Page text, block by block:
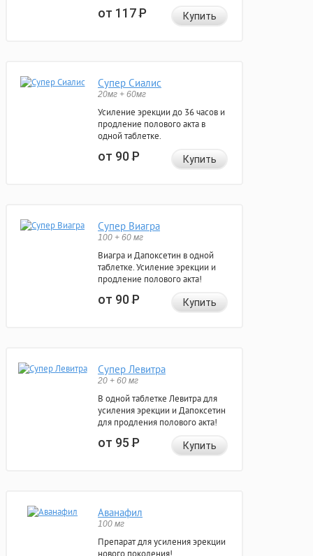
от 117Р Купить
Супер Сиалис
20мг + 60мг
Усиление эрекции до 36 часов и
продление полового акта в
одной таблетке.
от 90Р Купить
Супер Виагра
100 + 60 мг
Виагра и Дапоксетин в одной
таблетке. Усиление эрекции и
продление полового акта!
от 90Р Купить
Супер Левитра
20 + 60 мг
В одной таблетке Левитра для
усиления эрекции и Дапоксетин
для продления полового акта!
от 95Р Купить
Аванафил
100 мг
Препарат для усиления эрекции